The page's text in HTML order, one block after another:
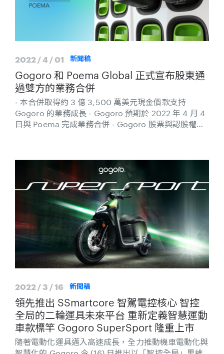
2022 / 4 / 01 新聞稿
Gogoro 和 Poema Global 正式宣布股東通
過雙方的業務合併
- 本合併取得約 3 億 3,500 萬美元現金價款支持
Gogoro 的業務成長 - Gogoro 預期於 2022 年 4 月 4
日與 Poema 完成業務合併 - Gogoro 股票與認股權證
2022 / 3 / 16 新聞稿
領先推出 SSmartcore 智駕電控核心 智控
全局的二輪運具未來平台 重新定義智慧運動
車款標竿 Gogoro SuperSport 隆重上市
隨著電動化運具邁入高速成長，全力推動機車電動化與